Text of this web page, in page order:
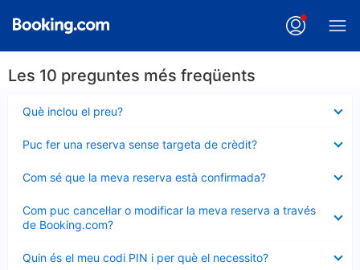
Les 10 preguntes més freqüents
Què inclou el preu?
tancat
Puc fer una reserva sense targeta de crèdit?
tancat
Com sé que la meva reserva està confirmada?
tancat
Com puc cancel·lar o modificar la meva reserva a través
de Booking.com?
tancat
Quin és el meu codi PIN i per què el necessito?
tancat